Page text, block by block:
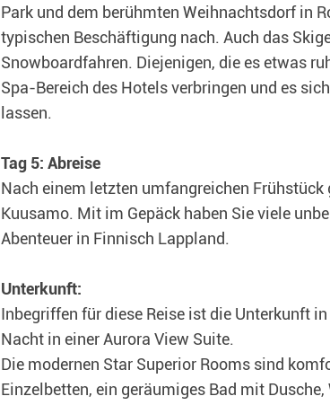
Park und dem berühmten Weihnachtsdorf in
typischen Beschäftigung nach. Auch das
Snowboardfahren. Diejenigen, die es etwas
Spa-Bereich des Hotels verbringen und es
lassen.
Tag 5: Abreise
Nach einem letzten umfangreichen
Kuusamo. Mit im Gepäck haben Sie viele
Abenteuer in Finnisch Lappland.
Unterkunft:
Inbegriffen für diese Reise ist die Unterkunft
Nacht in einer Aurora View Suite.
Die modernen Star Superior Rooms sind
Einzelbetten, ein geräumiges Bad mit